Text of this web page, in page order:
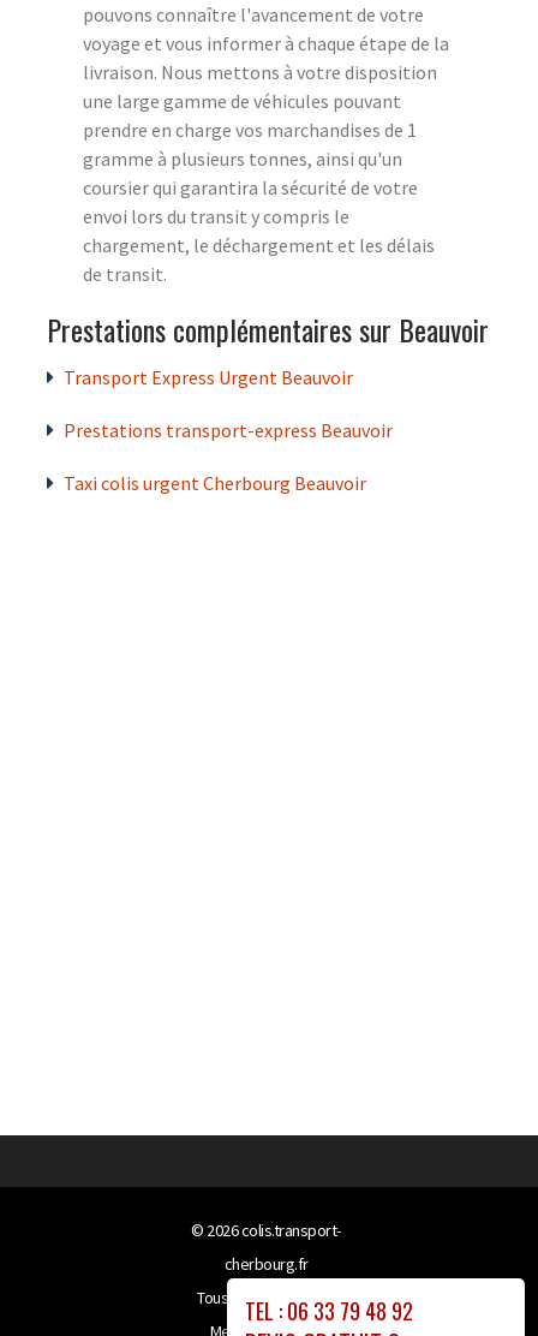
pouvons connaître l'avancement de votre
voyage et vous informer à chaque étape de la
livraison. Nous mettons à votre disposition
une large gamme de véhicules pouvant
prendre en charge vos marchandises de 1
gramme à plusieurs tonnes, ainsi qu'un
coursier qui garantira la sécurité de votre
envoi lors du transit y compris le
chargement, le déchargement et les délais
de transit.
Prestations complémentaires sur Beauvoir
Transport Express Urgent Beauvoir
Prestations transport-express Beauvoir
Taxi colis urgent Cherbourg Beauvoir
TEL : 06 33 79 48 92
© 2026colis.transport-
cherbourg.fr
Tous droits réservés
Mentions légales